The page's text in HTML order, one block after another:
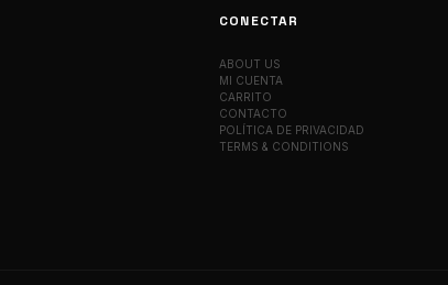
CONECTAR
ABOUT US
MI CUENTA
CARRITO
CONTACTO
POLÍTICA DE PRIVACIDAD
TERMS & CONDITIONS